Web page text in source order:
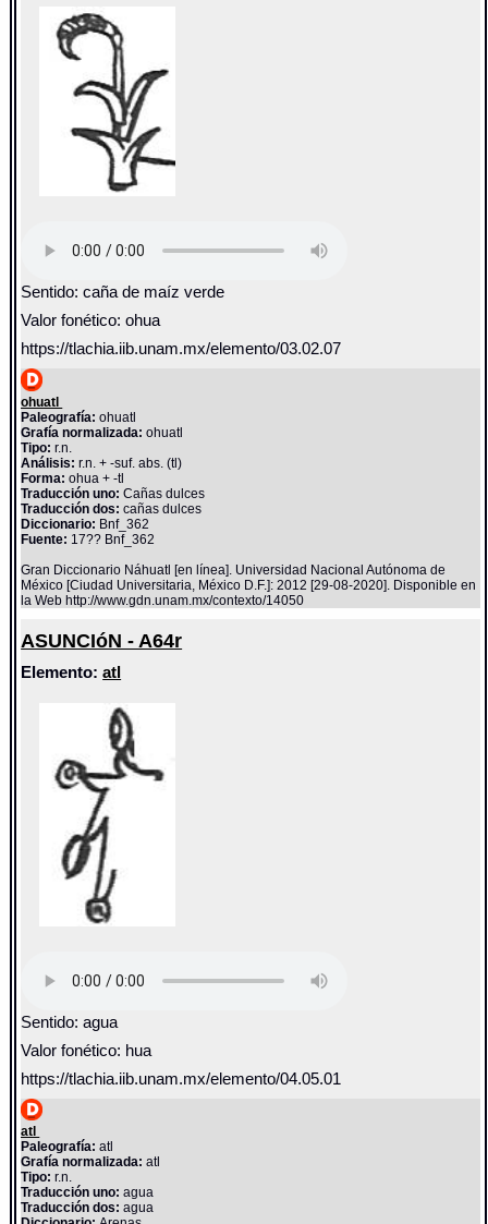
Sentido: caña de maíz verde
Valor fonético: ohua
https://tlachia.iib.unam.mx/elemento/03.02.07
ohuatl
Paleografía: ohuatl
Grafía normalizada: ohuatl
Tipo: r.n.
Análisis: r.n. + -suf. abs. (tl)
Forma: ohua + -tl
Traducción uno: Cañas dulces
Traducción dos: cañas dulces
Diccionario: Bnf_362
Fuente: 17?? Bnf_362
Gran Diccionario Náhuatl [en línea]. Universidad Nacional Autónoma de
México [Ciudad Universitaria, México D.F.]: 2012 [29-08-2020]. Disponible en
la Web http://www.gdn.unam.mx/contexto/14050
ASUNCIóN - A64r
Elemento:atl
Sentido: agua
Valor fonético: hua
https://tlachia.iib.unam.mx/elemento/04.05.01
atl
Paleografía: atl
Grafía normalizada: atl
Tipo: r.n.
Traducción uno: agua
Traducción dos: agua